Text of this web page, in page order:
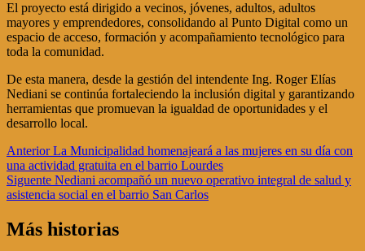
El proyecto está dirigido a vecinos, jóvenes, adultos, adultos
mayores y emprendedores, consolidando al Punto Digital como un
espacio de acceso, formación y acompañamiento tecnológico para
toda la comunidad.
De esta manera, desde la gestión del intendente Ing. Roger Elías
Nediani se continúa fortaleciendo la inclusión digital y garantizando
herramientas que promuevan la igualdad de oportunidades y el
desarrollo local.
Navegación
de
entradas
AnteriorLa Municipalidad homenajeará a las mujeres en su día con
una actividad gratuita en el barrio Lourdes
Siguente Nediani acompañó un nuevo operativo integral de salud y
asistencia social en el barrio San Carlos
Más historias